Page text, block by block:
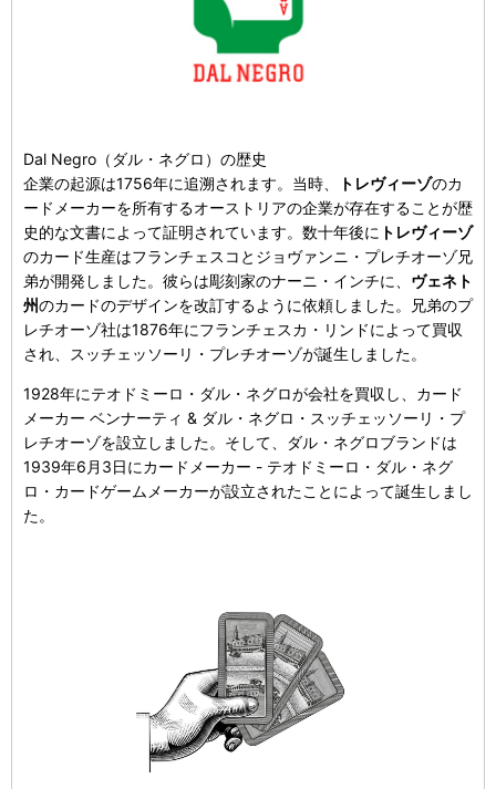
Dal Negro（ダル・ネグロ）の歴史
企業の起源は1756年に追溯されます。当時、
トレヴィーゾのカ
ードメーカーを所有するオーストリアの企業が存在することが歴
史的な文書によって証明されています。数十年後に トレヴィーゾ
のカード生産はフランチェスコとジョヴァンニ・プレチオーゾ兄
弟が開発しました。彼らは彫刻家のナーニ・インチに、 ヴェネト
州のカードのデザインを改訂するように依頼しました。兄弟のプ
レチオーゾ社は1876年にフランチェスカ・リンドによって買収
され、スッチェッソーリ・プレチオーゾが誕生しました。
1928年にテオドミーロ・ダル・ネグロが会社を買収し、カード
メーカー ベンナーティ & ダル・ネグロ・スッチェッソーリ・プ
レチオーゾを設立しました。そして、ダル・ネグロブランドは
1939年6月3日にカードメーカー - テオドミーロ・ダル・ネグ
ロ・カードゲームメーカーが設立されたことによって誕生しまし
た。